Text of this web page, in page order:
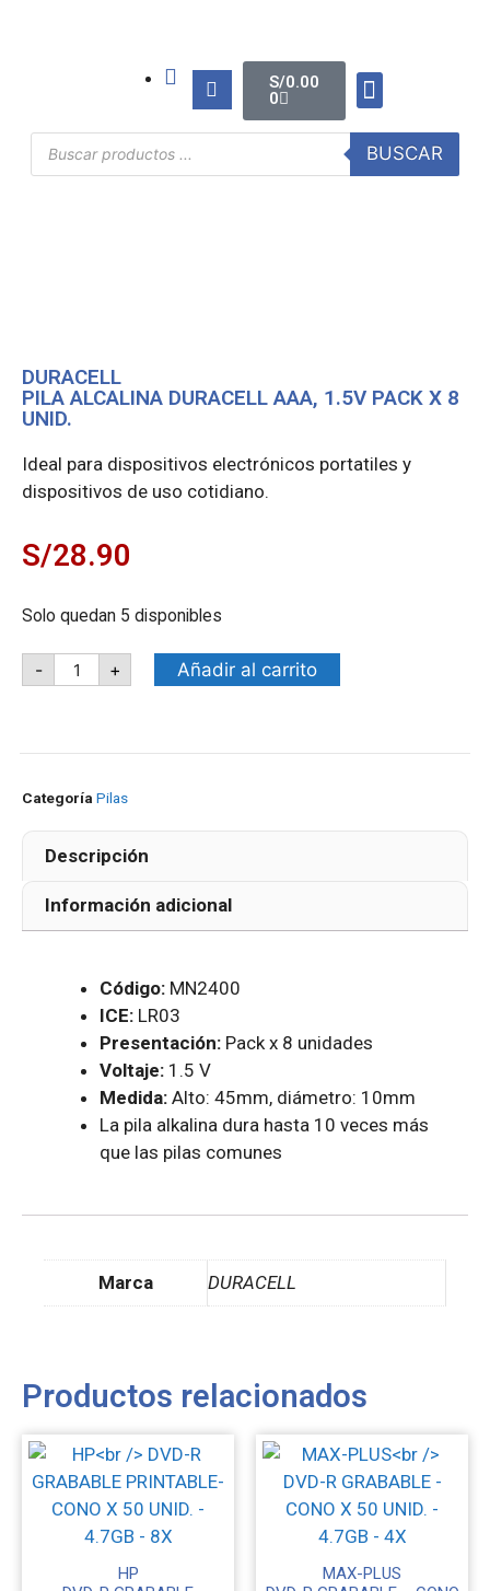
S/0.00
0
BUSCAR
DURACELL
PILA ALCALINA DURACELL AAA, 1.5V PACK X 8
UNID.
Ideal para dispositivos electrónicos portatiles y
dispositivos de uso cotidiano.
S/28.90
Solo quedan 5 disponibles
- + Añadir al carrito
Categoría Pilas
Descripción
Información adicional
Código: MN2400
ICE: LR03
Presentación: Pack x 8 unidades
Voltaje: 1.5 V
Medida: Alto: 45mm, diámetro: 10mm
La pila alkalina dura hasta 10 veces más
que las pilas comunes
Marca DURACELL
Productos relacionados
HP
MAX-PLUS